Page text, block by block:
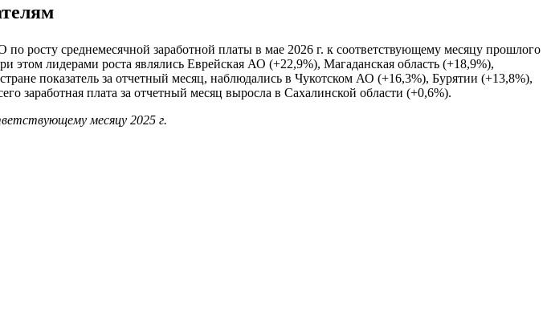
росту среднемесячной заработной платы в мае 2026 г. к соответствующему месяцу прошлого
лидерами роста являлись Еврейская АО (+22,9%), Магаданская область (+18,9%),
показатель за отчетный месяц, наблюдались в Чукотском АО (+16,3%), Бурятии (+13,8%),
заработная плата за отчетный месяц выросла в Сахалинской области (+0,6%).
месяцу 2025 г.